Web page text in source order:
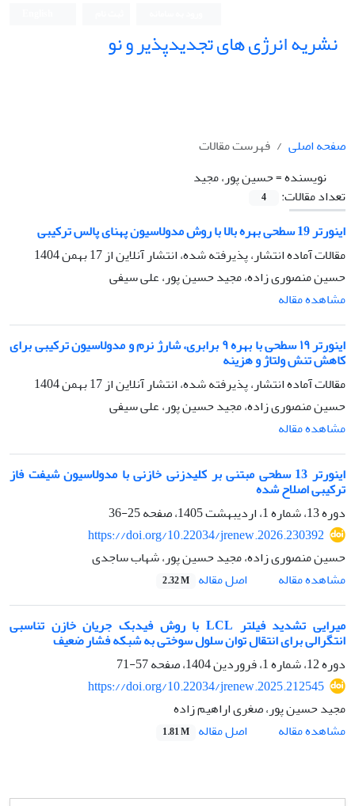
نشریه انرژی های تجدیدپذیر و نو
صفحه اصلی
فهرست مقالات
نویسنده =حسین پور، مجید
تعداد مقالات:
4
اینورتر 19 سطحی بهره بالا با روش مدولاسیون پهنای پالس ترکیبی
مقالات آماده انتشار، پذیرفته شده، انتشار آنلاین از17 بهمن 1404
حسین منصوری زاده، مجید حسین پور، علی سیفی
مشاهده مقاله
اینورتر ۱۹ ‌سطحی با بهره ۹ برابری، شارژ نرم و مدولاسیون ترکیبی برای
کاهش تنش ولتاژ و هزینه
مقالات آماده انتشار، پذیرفته شده، انتشار آنلاین از17 بهمن 1404
حسین منصوری زاده، مجید حسین پور، علی سیفی
مشاهده مقاله
اینورتر 13 سطحی مبتنی بر کلیدزنی خازنی با مدولاسیون شیفت فاز
ترکیبی اصلاح شده
دوره 13، شماره 1، اردیبهشت 1405، صفحه
25-36
https://doi.org/10.22034/jrenew.2026.230392
حسین منصوری زاده، مجید حسین پور، شهاب ساجدی
مشاهده مقاله
اصل مقاله 2.32 M
میرایی تشدید فیلتر LCL با روش فیدبک جریان خازن تناسبی
انتگرالی برای انتقال توان سلول سوختی به شبکه فشار ضعیف
دوره 12، شماره 1، فروردین 1404، صفحه
57-71
https://doi.org/10.22034/jrenew.2025.212545
مجید حسین پور، صغری اراهیم زاده
مشاهده مقاله
اصل مقاله 1.81 M